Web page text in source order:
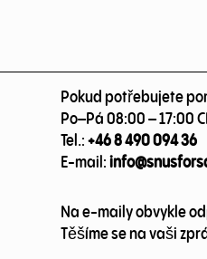
Pokud potřebujete
Po–Pá 08:00 – 17:00
Tel.:+46 8 490 094 36
E-mail:
Na e-maily obvykle
Těšíme se na vaši